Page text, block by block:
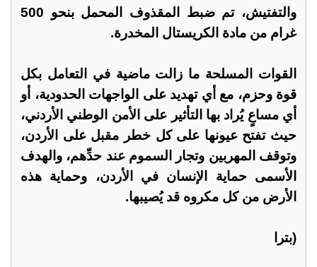
والتفتيش، تم ضبط المقذوف المحمل بنحو 500
غرام من مادة الكريستال المخدرة.
القوات المسلحة ما زالت ماضية في التعامل بكل
قوة وحزم، مع أي تهديد على الواجهات الحدودية، أو
أي مساعٍ يُراد بها التأثير على الأمن الوطني الأردني،
حيث تفتح عيونها على كل خطر مقبل على الأردن،
وتوقف المهربين وتجار السموم عند حدِّهم، والهدف
الأسمى حماية الإنسان في الأردن، وحماية هذه
الأرض من كل مكروه قد يُصيبها.
(بترا